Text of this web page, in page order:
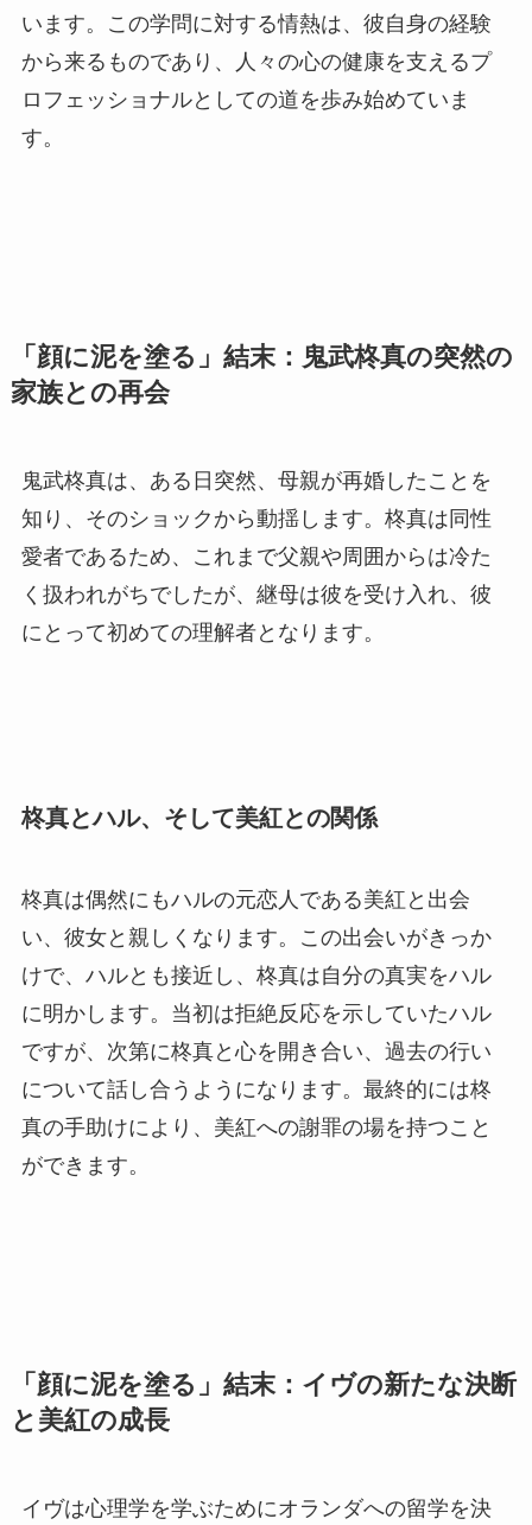
います。この学問に対する情熱は、彼自身の経験
から来るものであり、人々の心の健康を支えるプ
ロフェッショナルとしての道を歩み始めていま
す。
「顔に泥を塗る」結末：鬼武柊真の突然の
家族との再会
鬼武柊真は、ある日突然、母親が再婚したことを
知り、そのショックから動揺します。柊真は同性
愛者であるため、これまで父親や周囲からは冷た
く扱われがちでしたが、継母は彼を受け入れ、彼
にとって初めての理解者となります。
柊真とハル、そして美紅との関係
柊真は偶然にもハルの元恋人である美紅と出会
い、彼女と親しくなります。この出会いがきっか
けで、ハルとも接近し、柊真は自分の真実をハル
に明かします。当初は拒絶反応を示していたハル
ですが、次第に柊真と心を開き合い、過去の行い
について話し合うようになります。最終的には柊
真の手助けにより、美紅への謝罪の場を持つこと
ができます。
「顔に泥を塗る」結末：イヴの新たな決断
と美紅の成長
イヴは心理学を学ぶためにオランダへの留学を決